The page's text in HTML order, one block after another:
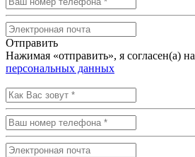
Отправить
Нажимая «отправить», я согласен(а) на
персональных данных